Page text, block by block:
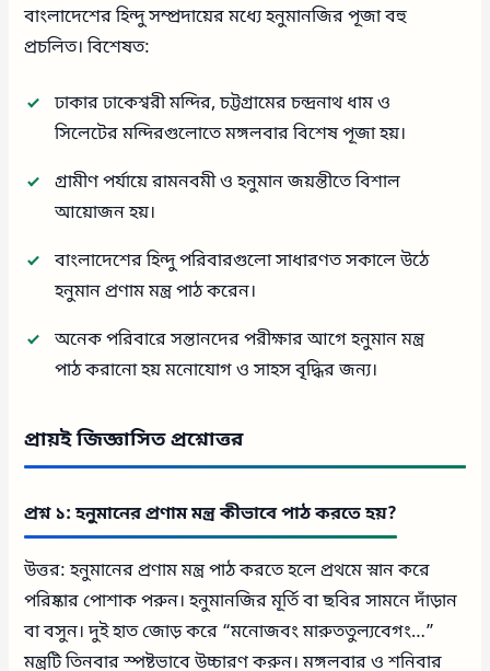
বাংলাদেশের হিন্দু সম্প্রদায়ের মধ্যে হনুমানজির পূজা বহু
প্রচলিত। বিশেষত:
ঢাকার ঢাকেশ্বরী মন্দির, চট্টগ্রামের চন্দ্রনাথ ধাম ও
সিলেটের মন্দিরগুলোতে মঙ্গলবার বিশেষ পূজা হয়।
গ্রামীণ পর্যায়ে রামনবমী ও হনুমান জয়ন্তীতে বিশাল
আয়োজন হয়।
বাংলাদেশের হিন্দু পরিবারগুলো সাধারণত সকালে উঠে
হনুমান প্রণাম মন্ত্র পাঠ করেন।
অনেক পরিবারে সন্তানদের পরীক্ষার আগে হনুমান মন্ত্র
পাঠ করানো হয় মনোযোগ ও সাহস বৃদ্ধির জন্য।
প্রায়ই জিজ্ঞাসিত প্রশ্নোত্তর
প্রশ্ন ১: হনুমানের প্রণাম মন্ত্র কীভাবে পাঠ করতে হয়?
উত্তর: হনুমানের প্রণাম মন্ত্র পাঠ করতে হলে প্রথমে স্নান করে
পরিষ্কার পোশাক পরুন। হনুমানজির মূর্তি বা ছবির সামনে দাঁড়ান
বা বসুন। দুই হাত জোড় করে “মনোজবং মারুততুল্যবেগং…”
মন্ত্রটি তিনবার স্পষ্টভাবে উচ্চারণ করুন। মঙ্গলবার ও শনিবার